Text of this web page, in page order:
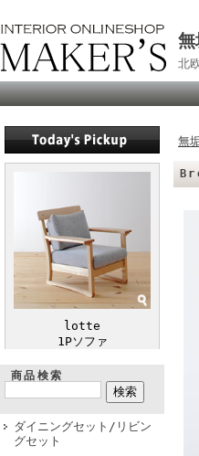
北
lotte
1Pソファ
商品検索
ダイニングセット/リビン
グセット
無